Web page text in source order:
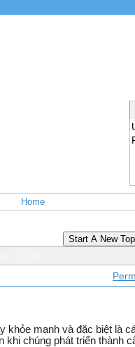
Home
Start A New
mạnh và đặc biệt là
khi chúng phát triển thành